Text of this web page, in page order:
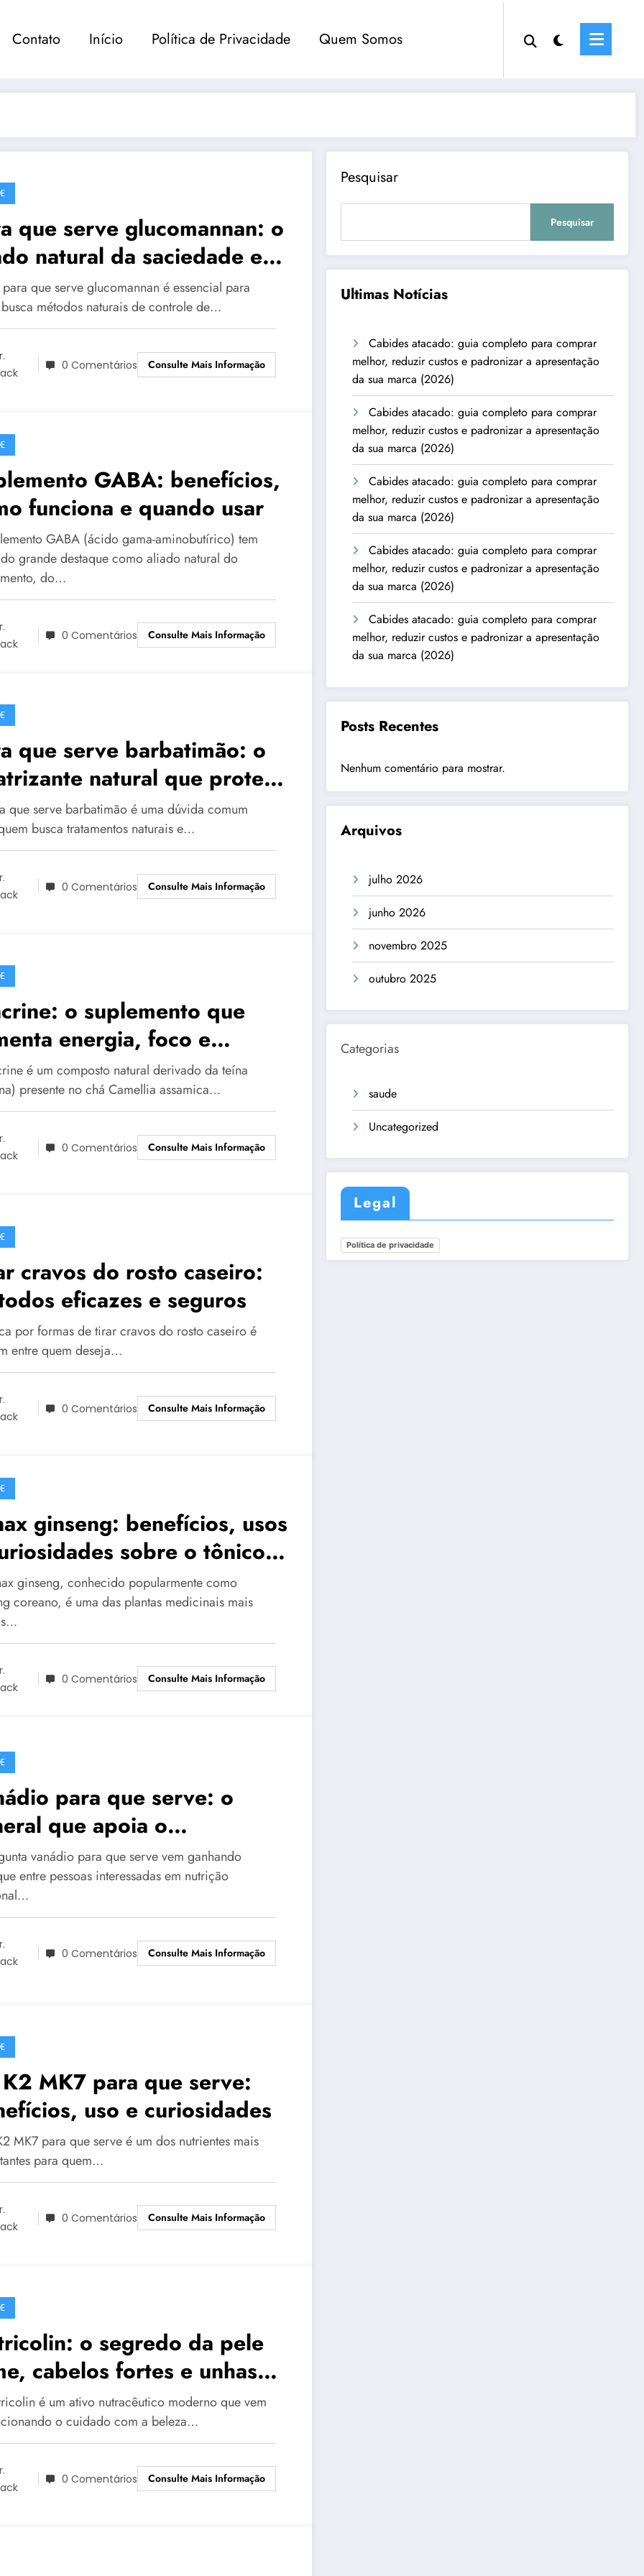
Contato Início Política de Privacidade Quem Somos
que serve glucomannan: o
natural da saciedade e
que serve glucomannan é essencial para
métodos naturais de controle de…
0 Comentários Consulte Mais Informação
GABA: benefícios,
funciona e quando usar
GABA (ácido gama-aminobutírico) tem
grande destaque como aliado natural do
do…
0 Comentários Consulte Mais Informação
que serve barbatimão: o
natural que protege
e a saúde íntima
que serve barbatimão é uma dúvida comum
busca tratamentos naturais e…
0 Comentários Consulte Mais Informação
o suplemento que
energia, foco e
sem causar
é um composto natural derivado da teína
presente no chá Camellia assamica…
0 Comentários Consulte Mais Informação
cravos do rosto caseiro:
eficazes e seguros
por formas de tirar cravos do rosto caseiro é
entre quem deseja…
0 Comentários Consulte Mais Informação
ginseng: benefícios, usos
sobre o tônico
da longevidade
ginseng, conhecido popularmente como
coreano, é uma das plantas medicinais mais
0 Comentários Consulte Mais Informação
para que serve: o
que apoia o
e a saúde
vanádio para que serve vem ganhando
entre pessoas interessadas em nutrição
0 Comentários Consulte Mais Informação
MK7 para que serve:
uso e curiosidades
MK7 para que serve é um dos nutrientes mais
para quem…
0 Comentários Consulte Mais Informação
o segredo da pele
cabelos fortes e unhas
é um ativo nutracêutico moderno que vem
o cuidado com a beleza…
0 Comentários Consulte Mais Informação
Pesquisar
Pesquisar
Ultimas Notícias
Cabides atacado: guia completo para comprar
melhor, reduzir custos e padronizar a apresentação
da sua marca (2026)
Cabides atacado: guia completo para comprar
melhor, reduzir custos e padronizar a apresentação
da sua marca (2026)
Cabides atacado: guia completo para comprar
melhor, reduzir custos e padronizar a apresentação
da sua marca (2026)
Cabides atacado: guia completo para comprar
melhor, reduzir custos e padronizar a apresentação
da sua marca (2026)
Cabides atacado: guia completo para comprar
melhor, reduzir custos e padronizar a apresentação
da sua marca (2026)
Posts Recentes
Nenhum comentário para mostrar.
Arquivos
julho 2026
junho 2026
novembro 2025
outubro 2025
Categorias
saude
Uncategorized
Legal
Política de privacidade